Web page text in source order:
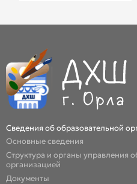
Сведения об образовательной
Основные сведения
Структура и органы управления
организацией
Документы